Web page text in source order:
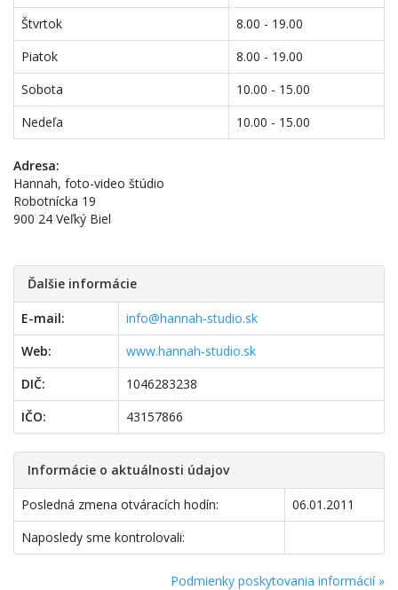
Štvrtok
8.00 - 19.00
Piatok
8.00 - 19.00
Sobota
10.00 - 15.00
Nedeľa
10.00 - 15.00
Adresa:
Hannah, foto-video štúdio
Robotnícka 19
900 24 Veľký Biel
Ďalšie informácie
E-mail:
info@hannah-studio.sk
Web:
www.hannah-studio.sk
DIČ:
1046283238
IČO:
43157866
Informácie o aktuálnosti údajov
Posledná zmena otváracích hodín:
06.01.2011
Naposledy sme kontrolovali:
Podmienky poskytovania informácií »